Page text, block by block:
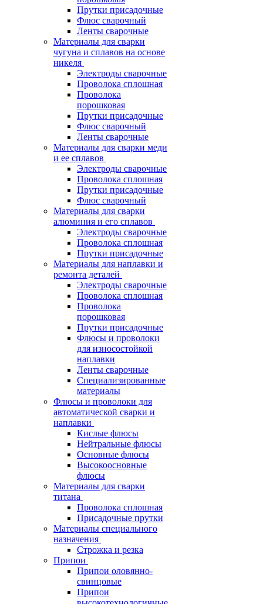
Прутки присадочные
Флюс сварочный
Ленты сварочные
Материалы для сварки
чугуна и сплавов на основе
никеля
Электроды сварочные
Проволока сплошная
Проволока
порошковая
Прутки присадочные
Флюс сварочный
Ленты сварочные
Материалы для сварки меди
и ее сплавов
Электроды сварочные
Проволока сплошная
Прутки присадочные
Флюс сварочный
Материалы для сварки
алюминия и его сплавов
Электроды сварочные
Проволока сплошная
Прутки присадочные
Материалы для наплавки и
ремонта деталей
Электроды сварочные
Проволока сплошная
Проволока
порошковая
Прутки присадочные
Флюсы и проволоки
для износостойкой
наплавки
Ленты сварочные
Специализированные
материалы
Флюсы и проволоки для
автоматической сварки и
наплавки
Кислые флюсы
Нейтральные флюсы
Основные флюсы
Высокоосновные
флюсы
Материалы для сварки
титана
Проволока сплошная
Присадочные прутки
Материалы специального
назначения
Строжка и резка
Припои
Припои оловянно-
свинцовые
Припои